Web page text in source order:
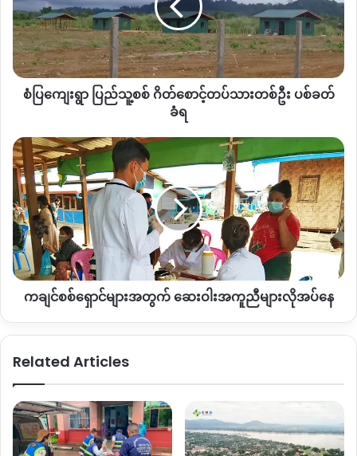
စောင့်
တပ်သား
တစ်
ဦး
ပစ်ခတ်
ခံရစံပြကျေးရွာ ပြည်သူ့စစ် ဂိတ်စောင့်တပ်သားတစ်ဦး ပစ်ခတ်
ခံရ
ကချင်
စစ်
ရှောင်
များ
အတွက်
ဆေးဝါး
အကူ
ညီ
များ
လိုအပ်
ကချင်စစ်ရှောင်များအတွက် ဆေးဝါးအကူညီများလိုအပ်နေ
Related Articles